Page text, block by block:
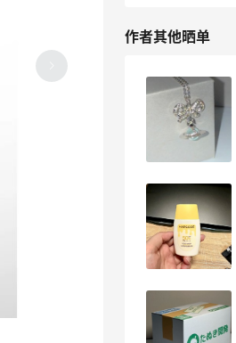
作者其他晒单
哪个更好用？